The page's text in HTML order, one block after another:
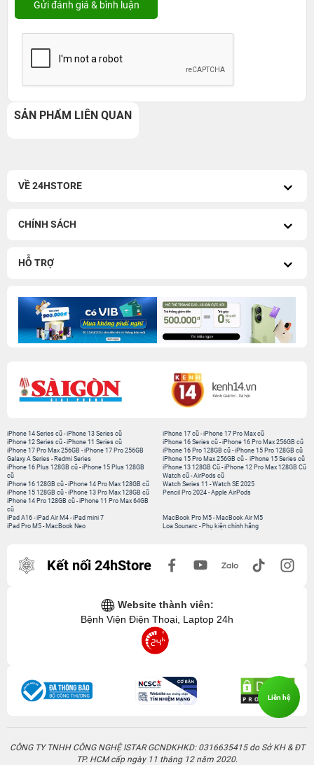
SẢN PHẨM LIÊN QUAN
VỀ 24HSTORE
CHÍNH SÁCH
HỖ TRỢ
iPhone 14 Series cũ -iPhone 13 Series cũ
iPhone 12 Series cũ -iPhone 11 Series cũ
iPhone 17 Pro Max 256GB -iPhone 17 Pro 256GB
Galaxy A Series - Redmi Series
iPhone 17 cũ-iPhone 17 Pro Max cũ
iPhone 16 Series cũ- iPhone 16 Pro Max 256GB cũ
iPhone 16 Pro 128GB cũ-iPhone 15 Pro 128GB cũ
iPhone 15 Pro Max 256GB cũ- iPhone 15 Series cũ
iPhone 16 Plus 128GB cũ -iPhone 15 Plus 128GB
cũ
iPhone 16 128GB cũ -iPhone 14 Pro Max 128GB cũ
iPhone 15 128GB cũ -iPhone 13 Pro Max 128GB cũ
iPhone 14 Pro 128GB cũ -iPhone 11 Pro Max 64GB
cũ
iPhone 13 128GB Cũ-iPhone 12 Pro Max 128GB Cũ
Watch cũ-AirPods cũ
Watch Series 11 -Watch SE 2025
Pencil Pro 2024-Apple AirPods
iPad A16 -iPad Air M4 -iPad mini 7
iPad Pro M5 - MacBook Neo
MacBook Pro M5- MacBook Air M5
Loa Sounarc- Phụ kiện chính hãng
Kết nối 24hStore
Website thành viên:
Bệnh Viện Điện Thoại, Laptop 24h
CÔNG TY TNHH CÔNG NGHỆ ISTAR GCNDKHKD: 0316635415 do Sở KH & ĐT
TP. HCM cấp ngày 11 tháng 12 năm 2020.
Liên hệ